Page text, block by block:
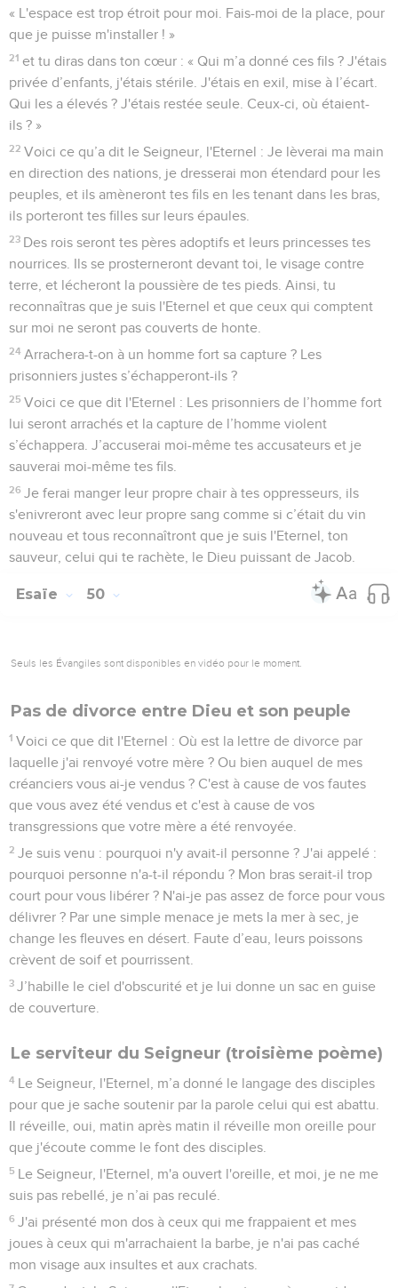
« L'espace est trop étroit pour moi. Fais-moi de la place, pour
que je puisse m'installer ! »
21 et tu diras dans ton cœur : « Qui m’a donné ces fils ? J'étais
privée d’enfants, j'étais stérile. J'étais en exil, mise à l’écart.
Qui les a élevés ? J'étais restée seule. Ceux-ci, où étaient-
ils ? »
22 Voici ce qu’a dit le Seigneur, l'Eternel : Je lèverai ma main
en direction des nations, je dresserai mon étendard pour les
peuples, et ils amèneront tes fils en les tenant dans les bras,
ils porteront tes filles sur leurs épaules.
23 Des rois seront tes pères adoptifs et leurs princesses tes
nourrices. Ils se prosterneront devant toi, le visage contre
terre, et lécheront la poussière de tes pieds. Ainsi, tu
reconnaîtras que je suis l'Eternel et que ceux qui comptent
sur moi ne seront pas couverts de honte.
24 Arrachera-t-on à un homme fort sa capture ? Les
prisonniers justes s’échapperont-ils ?
25 Voici ce que dit l'Eternel : Les prisonniers de l’homme fort
lui seront arrachés et la capture de l’homme violent
s’échappera. J’accuserai moi-même tes accusateurs et je
sauverai moi-même tes fils.
26 Je ferai manger leur propre chair à tes oppresseurs, ils
s'enivreront avec leur propre sang comme si c’était du vin
nouveau et tous reconnaîtront que je suis l'Eternel, ton
sauveur, celui qui te rachète, le Dieu puissant de Jacob.
Esaïe 50
Seuls les Évangiles sont disponibles en vidéo pour le moment.
Pas de divorce entre Dieu et son peuple
1 Voici ce que dit l'Eternel : Où est la lettre de divorce par
laquelle j'ai renvoyé votre mère ? Ou bien auquel de mes
créanciers vous ai-je vendus ? C'est à cause de vos fautes
que vous avez été vendus et c'est à cause de vos
transgressions que votre mère a été renvoyée.
2 Je suis venu : pourquoi n'y avait-il personne ? J'ai appelé :
pourquoi personne n'a-t-il répondu ? Mon bras serait-il trop
court pour vous libérer ? N'ai-je pas assez de force pour vous
délivrer ? Par une simple menace je mets la mer à sec, je
change les fleuves en désert. Faute d’eau, leurs poissons
crèvent de soif et pourrissent.
3 J’habille le ciel d'obscurité et je lui donne un sac en guise
de couverture.
Le serviteur du Seigneur (troisième poème)
4 Le Seigneur, l'Eternel, m’a donné le langage des disciples
pour que je sache soutenir par la parole celui qui est abattu.
Il réveille, oui, matin après matin il réveille mon oreille pour
que j'écoute comme le font des disciples.
5 Le Seigneur, l'Eternel, m'a ouvert l'oreille, et moi, je ne me
suis pas rebellé, je n’ai pas reculé.
6 J'ai présenté mon dos à ceux qui me frappaient et mes
joues à ceux qui m'arrachaient la barbe, je n'ai pas caché
mon visage aux insultes et aux crachats.